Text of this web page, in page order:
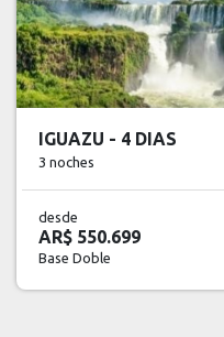
SALTA - 4 DIAS
3 noches
desde
AR$ 582.843
Base Doble